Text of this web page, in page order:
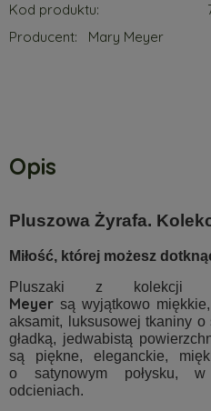
Kod produktu:
Producent:
Mary Meyer
Opis
Pluszowa Żyrafa.
Miłość, której możesz
Pluszaki z
Meyer są wyjątkowo
aksamit, luksusowej tkaniny
gładką, jedwabistą
są piękne, eleganckie,
o satynowym połysku,
odcieniach.